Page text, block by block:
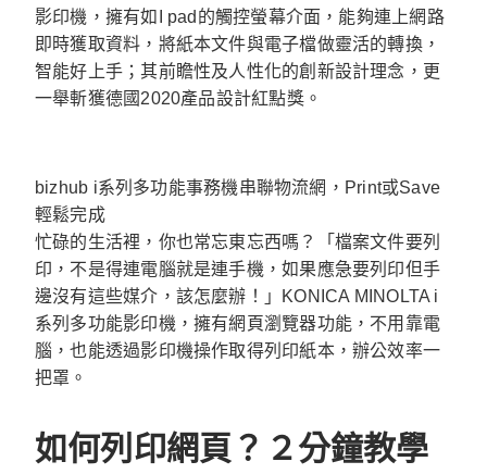
影印機，擁有如I pad的觸控螢幕介面，能夠連上網路
即時獲取資料，將紙本文件與電子檔做靈活的轉換，
智能好上手；其前瞻性及人性化的創新設計理念，更
一舉斬獲德國2020產品設計紅點獎。
bizhub i系列多功能事務機串聯物流網，Print或Save
輕鬆完成
忙碌的生活裡，你也常忘東忘西嗎？「檔案文件要列
印，不是得連電腦就是連手機，如果應急要列印但手
邊沒有這些媒介，該怎麼辦！」KONICA MINOLTA i
系列多功能影印機，擁有網頁瀏覽器功能，不用靠電
腦，也能透過影印機操作取得列印紙本，辦公效率一
把罩。
如何列印網頁？２分鐘教學